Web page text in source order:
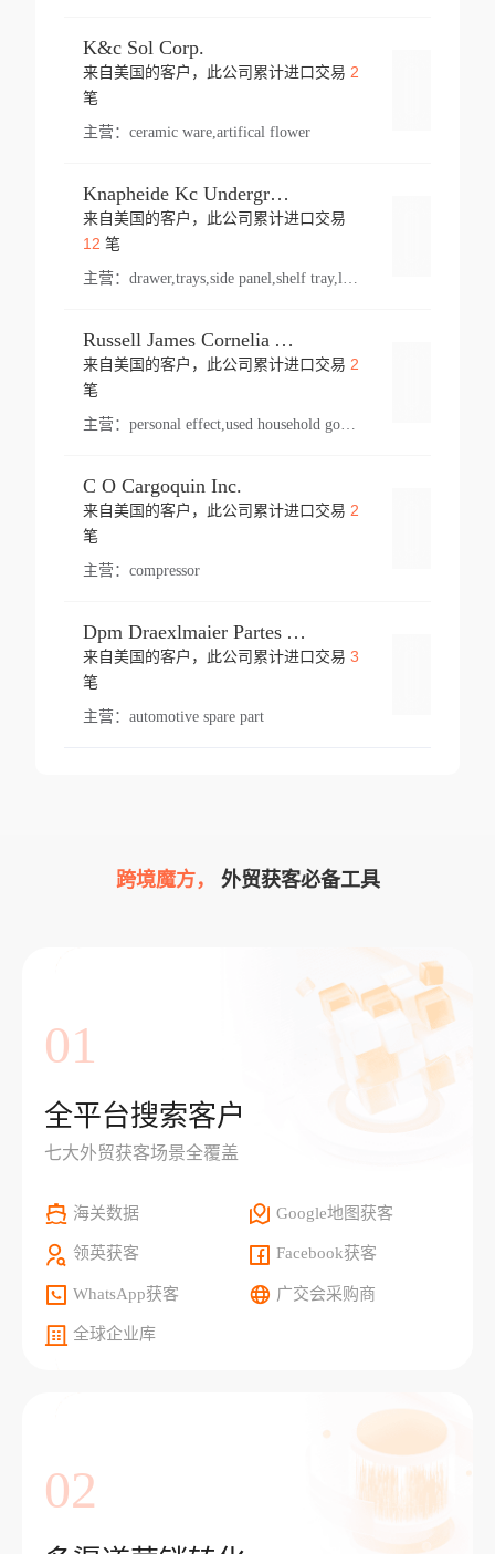
K&c Sol Corp.
来自美国的客户，此公司累计进口交易 2
笔
主营： ceramic ware,artifical flower
Knapheide Kc Underground
来自美国的客户，此公司累计进口交易
12 笔
主营：
Russell James Cornelia Arlington Va
来自美国的客户，此公司累计进口交易 2
笔
主营： personal effect,used household goods
C O Cargoquin Inc.
来自美国的客户，此公司累计进口交易 2
笔
主营： compressor
Dpm Draexlmaier Partes Automotrices Corr Ind Huejotzingo
来自美国的客户，此公司累计进口交易 3
笔
主营： automotive spare part
跨境魔方， 外贸获客必备工具
01
全平台搜索客户
七大外贸获客场景全覆盖
海关数据 Google地图获客
领英获客 Facebook获客
WhatsApp获客 广交会采购商
全球企业库
02